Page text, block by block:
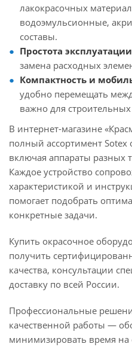
лакокрасочных
водоэмульсионные,
составы.
Простота
замена расходных
Компактность и
удобно перемещать
важно для
В интернет-магазине
полный ассортимент Sotex
включая аппараты разных
Каждое устройство
характеристикой и
помогает подобрать
конкретные задачи.
Купить окрасочное
получить
качества, консультации
доставку по всей России.
Профессиональные
качественной работы —
минимизировать время на